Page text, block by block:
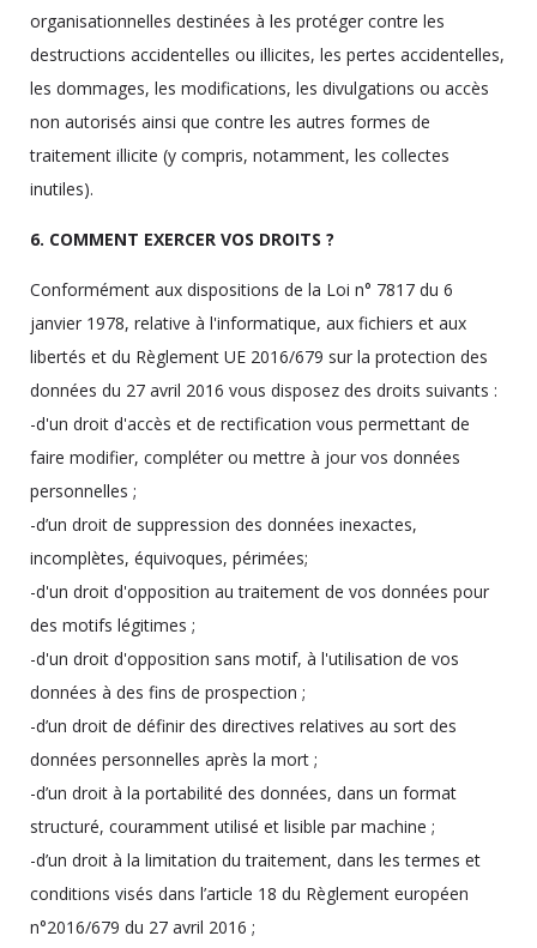
organisationnelles destinées à les protéger contre les
destructions accidentelles ou illicites, les pertes accidentelles,
les dommages, les modifications, les divulgations ou accès
non autorisés ainsi que contre les autres formes de
traitement illicite (y compris, notamment, les collectes
inutiles).
6. COMMENT EXERCER VOS DROITS ?
Conformément aux dispositions de la Loi n° 7817 du 6
janvier 1978, relative à l'informatique, aux fichiers et aux
libertés et du Règlement UE 2016/679 sur la protection des
données du 27 avril 2016 vous disposez des droits suivants :
-d'un droit d'accès et de rectification vous permettant de
faire modifier, compléter ou mettre à jour vos données
personnelles ;
-d’un droit de suppression des données inexactes,
incomplètes, équivoques, périmées;
-d'un droit d'opposition au traitement de vos données pour
des motifs légitimes ;
-d'un droit d'opposition sans motif, à l'utilisation de vos
données à des fins de prospection ;
-d’un droit de définir des directives relatives au sort des
données personnelles après la mort ;
-d’un droit à la portabilité des données, dans un format
structuré, couramment utilisé et lisible par machine ;
-d’un droit à la limitation du traitement, dans les termes et
conditions visés dans l’article 18 du Règlement européen
n°2016/679 du 27 avril 2016 ;